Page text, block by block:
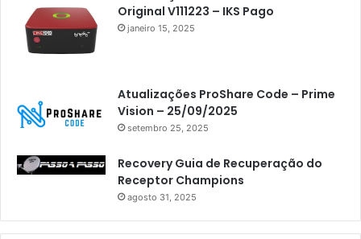
Original V111223 – IKS Pago
janeiro 15, 2025
Atualizações ProShare Code – Prime
Vision – 25/09/2025
setembro 25, 2025
Recovery Guia de Recuperação do
Receptor Champions
agosto 31, 2025